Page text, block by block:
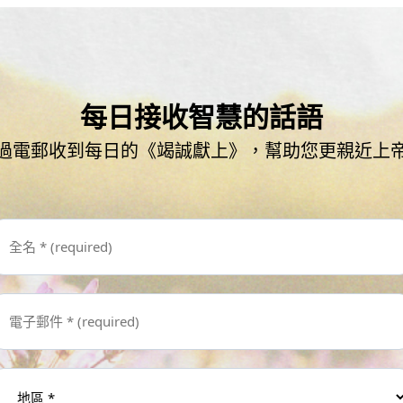
每日接收智慧的話語
電郵收到每日的《竭誠獻上》，幫助您更親近上